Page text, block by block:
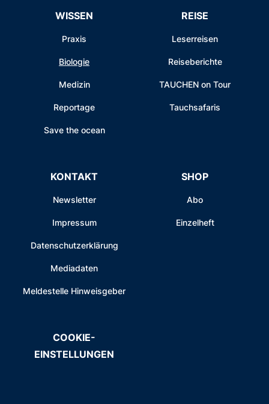
WISSEN
Praxis
Biologie
Medizin
Reportage
Save the ocean
REISE
Leserreisen
Reiseberichte
TAUCHEN on Tour
Tauchsafaris
KONTAKT
Newsletter
Impressum
Datenschutzerklärung
Mediadaten
Meldestelle Hinweisgeber
SHOP
Abo
Einzelheft
COOKIE-
EINSTELLUNGEN